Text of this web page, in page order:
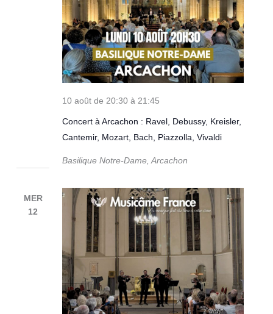
Concert à Arcachon : Ravel, Debussy, Kreisler,
Cantemir, Mozart, Bach, Piazzolla, Vivaldi
10 août de 20:30 à 21:45
Basilique Notre-Dame, Arcachon
MER
12